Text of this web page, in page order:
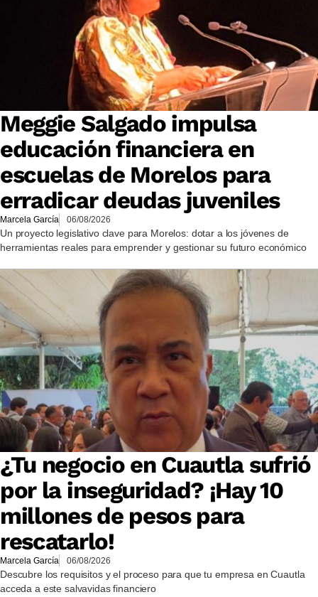
Meggie Salgado impulsa
educación financiera en
escuelas de Morelos para
erradicar deudas juveniles
Marcela García 06/08/2026
Un proyecto legislativo clave para Morelos: dotar a los jóvenes de
herramientas reales para emprender y gestionar su futuro económico
¿Tu negocio en Cuautla sufrió
por la inseguridad? ¡Hay 10
millones de pesos para
rescatarlo!
Marcela García 06/08/2026
Descubre los requisitos y el proceso para que tu empresa en Cuautla
acceda a este salvavidas financiero